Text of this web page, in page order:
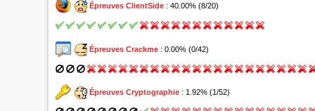
Épreuves ClientSide : 40.00% (8/20)
Épreuves Crackme : 0.00% (0/42)
Épreuves Cryptographie : 1.92% (1/52)